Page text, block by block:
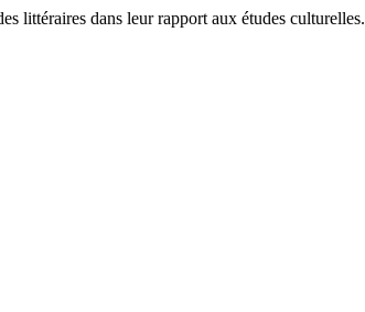
littéraires dans leur rapport aux études culturelles.